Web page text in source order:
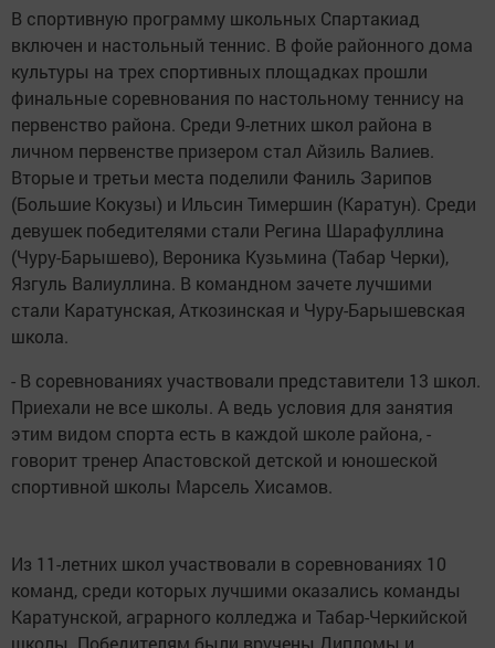
В спортивную программу школьных Спартакиад
включен и настольный теннис. В фойе районного дома
культуры на трех спортивных площадках прошли
финальные соревнования по настольному теннису на
первенство района. Среди 9-летних школ района в
личном первенстве призером стал Айзиль Валиев.
Вторые и третьи места поделили Фаниль Зарипов
(Большие Кокузы) и Ильсин Тимершин (Каратун). Среди
девушек победителями стали Регина Шарафуллина
(Чуру-Барышево), Вероника Кузьмина (Табар Черки),
Язгуль Валиуллина. В командном зачете лучшими
стали Каратунская, Аткозинская и Чуру-Барышевская
школа.
- В соревнованиях участвовали представители 13 школ.
Приехали не все школы. А ведь условия для занятия
этим видом спорта есть в каждой школе района, -
говорит тренер Апастовской детской и юношеской
спортивной школы Марсель Хисамов.
Из 11-летних школ участвовали в соревнованиях 10
команд, среди которых лучшими оказались команды
Каратунской, аграрного колледжа и Табар-Черкийской
школы. Победителям были вручены Дипломы и